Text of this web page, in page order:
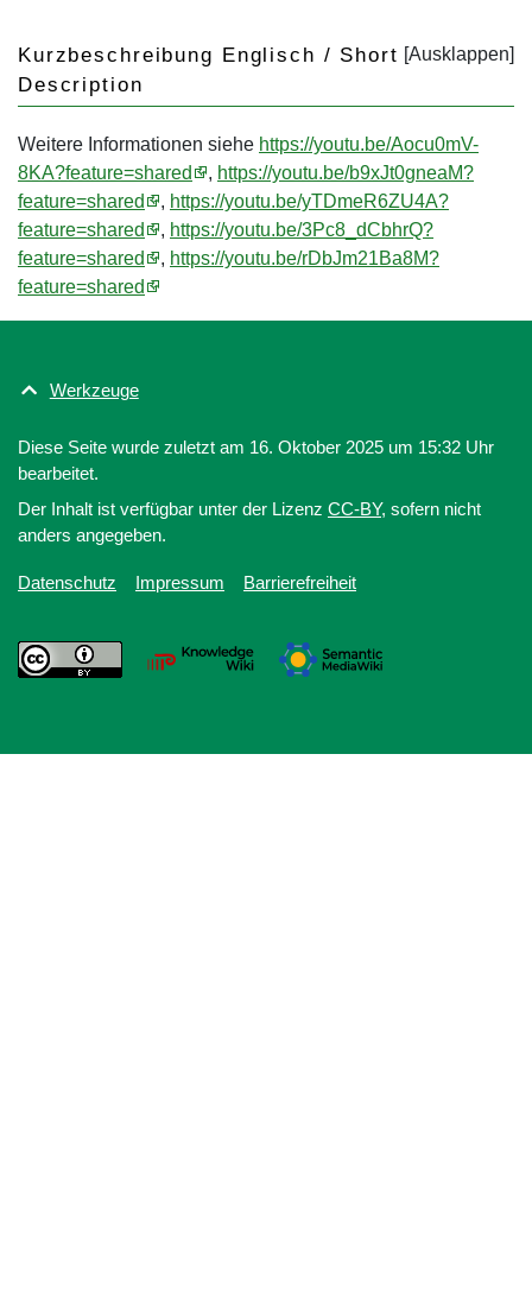
Kurzbeschreibung Englisch / Short
Description
Weitere Informationen siehe https://youtu.be/Aocu0mV-
8KA?feature=shared
, https://youtu.be/b9xJt0gneaM?
feature=shared
, https://youtu.be/yTDmeR6ZU4A?
feature=shared
, https://youtu.be/3Pc8_dCbhrQ?
feature=shared
, https://youtu.be/rDbJm21Ba8M?
feature=shared
Werkzeuge
Diese Seite wurde zuletzt am 16. Oktober 2025 um 15:32 Uhr
bearbeitet.
Der Inhalt ist verfügbar unter der Lizenz CC-BY, sofern nicht
anders angegeben.
Datenschutz Impressum Barrierefreiheit